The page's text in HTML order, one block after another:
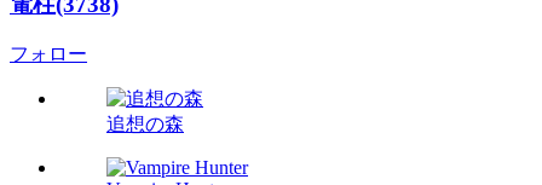
フォロー
追想の森